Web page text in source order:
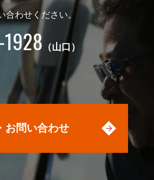
合わせください。
（山口）
お問い合わせ